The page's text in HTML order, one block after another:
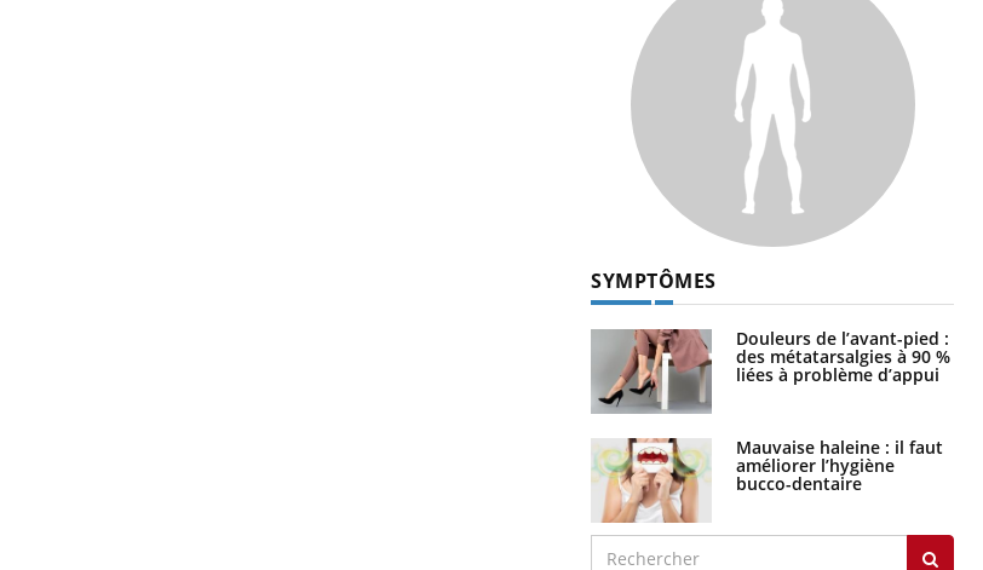
SYMPTÔMES
Douleurs de l’avant-pied :
des métatarsalgies à 90 %
liées à problème d’appui
Mauvaise haleine : il faut
améliorer l’hygiène
bucco-dentaire